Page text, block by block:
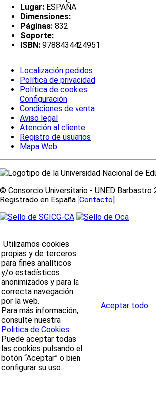
Lugar: ESPAÑA
Dimensiones:
Páginas: 832
Soporte:
ISBN: 9788434424951
Localización pedidos
Política de privacidad
Política de cookies
Configuración
Condiciones de venta
Aviso legal
Atención al cliente
Registro de usuarios
Mapa Web
© Consorcio Universitario - UNED Barbastro
Registrado en España [Contacto]
Utilizamos cookies
propias y de terceros
para fines analíticos
y/o estadísticos
anonimizados y para la
correcta navegación
por la web.
Para más información,
consulte nuestra
Politica de Cookies.
Puede aceptar todas
las cookies pulsando el
botón “Aceptar” o bien
configurar su uso.
Aceptar todo